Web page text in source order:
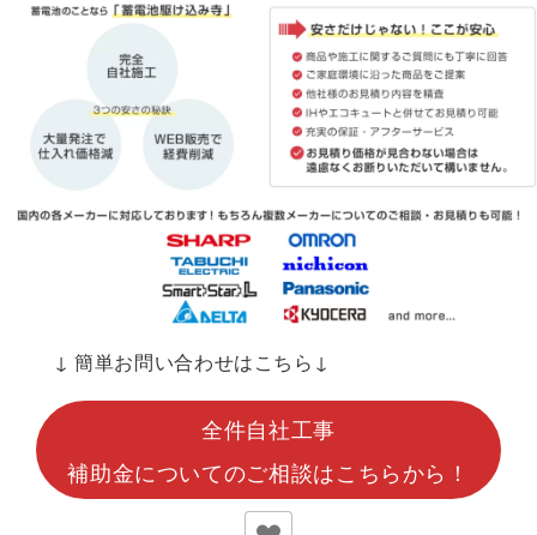
↓ 簡単お問い合わせはこちら↓
全件自社工事
補助金についてのご相談はこちらから！